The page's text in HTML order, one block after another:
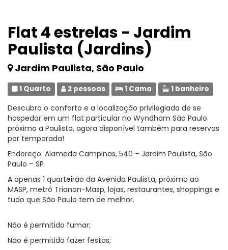
Flat 4 estrelas - Jardim
Paulista (Jardins)
Jardim Paulista, São Paulo
1 Quarto 2 pessoas 1 Cama 1 banheiro
Descubra o conforto e a localização privilegiada de se
hospedar em um flat particular no Wyndham São Paulo
próximo a Paulista, agora disponível também para reservas
por temporada!
Endereço: Alameda Campinas, 540 – Jardim Paulista, São
Paulo – SP
A apenas 1 quarteirão da Avenida Paulista, próximo ao
MASP, metrô Trianon-Masp, lojas, restaurantes, shoppings e
tudo que São Paulo tem de melhor.
Não é permitido fumar;
Não é permitido fazer festas;